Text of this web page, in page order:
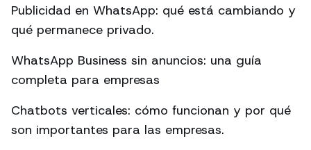
Publicidad en WhatsApp: qué está cambiando y
qué permanece privado.
WhatsApp Business sin anuncios: una guía
completa para empresas
Chatbots verticales: cómo funcionan y por qué
son importantes para las empresas.